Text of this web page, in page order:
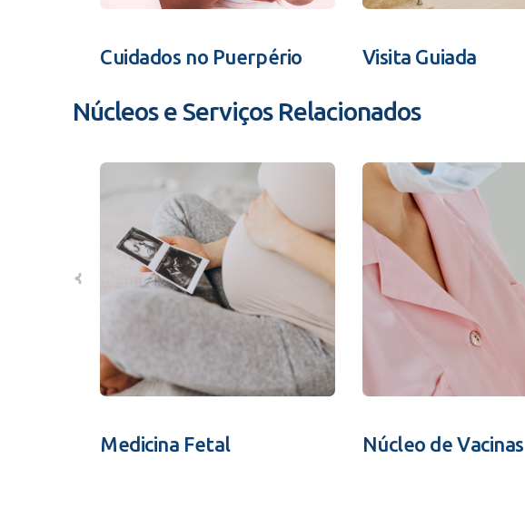
Cuidados no Puerpério Visita Guiada
Núcleos e Serviços Relacionados
Medicina Fetal Núcleo de Vacinas